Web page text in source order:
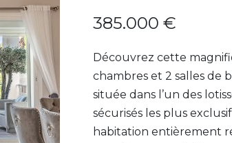
385.000 €
Découvrez cette
chambres et 2 salles de
située dans l’un des
sécurisés les plus
habitation entièrement